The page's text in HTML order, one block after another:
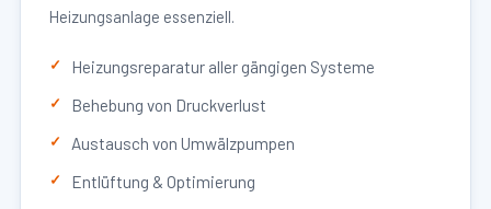
Heizungsanlage essenziell.
Heizungsreparatur aller gängigen Systeme
Behebung von Druckverlust
Austausch von Umwälzpumpen
Entlüftung & Optimierung